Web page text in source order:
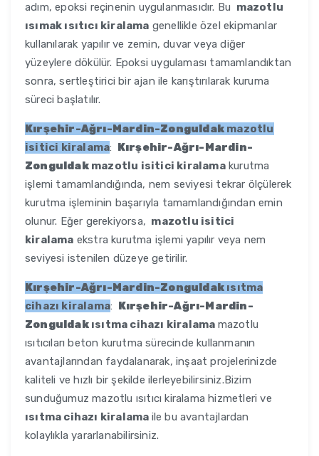
adım, epoksi reçinenin uygulanmasıdır. Bu mazotlu
ısımak ısıtıcı kiralama genellikle özel ekipmanlar
kullanılarak yapılır ve zemin, duvar veya diğer
yüzeylere dökülür. Epoksi uygulaması tamamlandıktan
sonra, sertleştirici bir ajan ile karıştırılarak kuruma
süreci başlatılır.
Kırşehir-Ağrı-Mardin-Zonguldak mazotlu
isitici kiralama: Kırşehir-Ağrı-Mardin-
Zonguldakmazotlu isitici kiralamakurutma
işlemi tamamlandığında, nem seviyesi tekrar ölçülerek
kurutma işleminin başarıyla tamamlandığından emin
olunur. Eğer gerekiyorsa, mazotlu isitici
kiralama ekstra kurutma işlemi yapılır veya nem
seviyesi istenilen düzeye getirilir.
Kırşehir-Ağrı-Mardin-Zonguldak ısıtma
cihazı kiralama: Kırşehir-Ağrı-Mardin-
Zonguldakısıtma cihazı kiralama mazotlu
ısıtıcıları beton kurutma sürecinde kullanmanın
avantajlarından faydalanarak, inşaat projelerinizde
kaliteli ve hızlı bir şekilde ilerleyebilirsiniz.Bizim
sunduğumuz mazotlu ısıtıcı kiralama hizmetleri ve
ısıtma cihazı kiralama ile bu avantajlardan
kolaylıkla yararlanabilirsiniz.